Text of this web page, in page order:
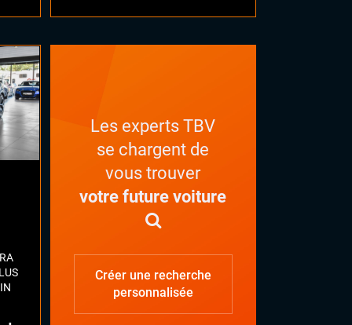
Les experts TBV
se chargent de
vous trouver
votre future voiture
Créer une recherche
personnalisée